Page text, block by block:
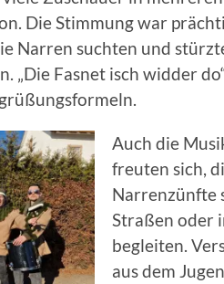
Die Stimmung war
Narren suchten und
„Die Fasnet isch widder
Auch die
freuten sich,
Narrenzünfte
Straßen oder
begleiten.
aus dem